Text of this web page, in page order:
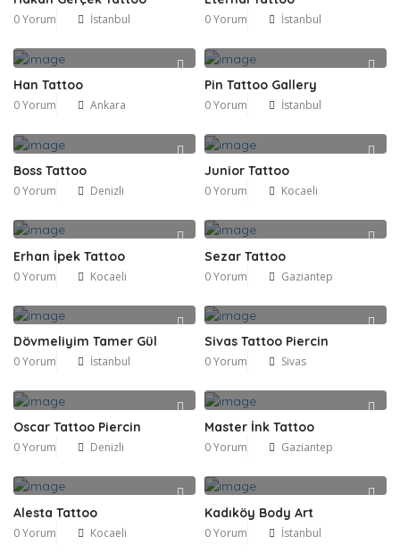
0 Yorum İstanbul 0 Yorum İstanbul
Han Tattoo
0 Yorum Ankara
Pin Tattoo Gallery
0 Yorum İstanbul
Boss Tattoo
0 Yorum Denizli
Junior Tattoo
0 Yorum Kocaeli
Erhan İpek Tattoo
0 Yorum Kocaeli
Sezar Tattoo
0 Yorum Gaziantep
Dövmeliyim Tamer Gül
0 Yorum İstanbul
Sivas Tattoo Piercin
0 Yorum Sivas
Oscar Tattoo Piercin
0 Yorum Denizli
Master İnk Tattoo
0 Yorum Gaziantep
Alesta Tattoo
0 Yorum Kocaeli
Kadıköy Body Art
0 Yorum İstanbul